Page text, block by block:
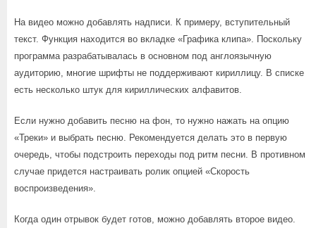
На видео можно добавлять надписи. К примеру, вступительный
текст. Функция находится во вкладке «Графика клипа». Поскольку
программа разрабатывалась в основном под англоязычную
аудиторию, многие шрифты не поддерживают кириллицу. В списке
есть несколько штук для кириллических алфавитов.
Если нужно добавить песню на фон, то нужно нажать на опцию
«Треки» и выбрать песню. Рекомендуется делать это в первую
очередь, чтобы подстроить переходы под ритм песни. В противном
случае придется настраивать ролик опцией «Скорость
воспроизведения».
Когда один отрывок будет готов, можно добавлять второе видео.